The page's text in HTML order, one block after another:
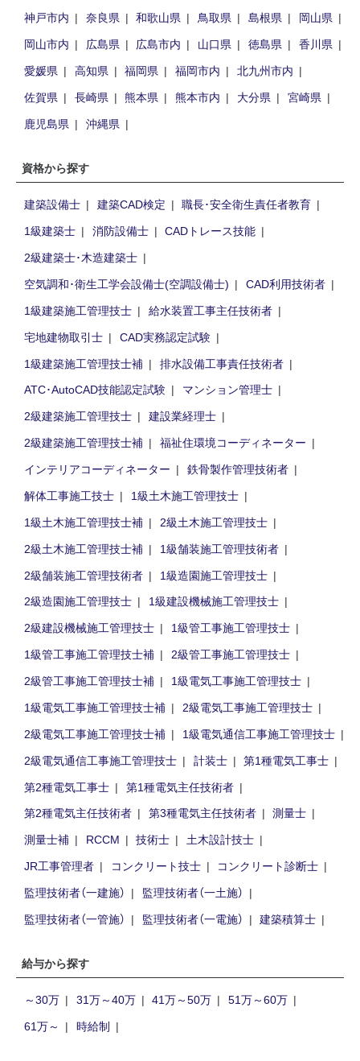
神戸市内
奈良県 和歌山県 鳥取県 島根県
岡山県
岡山市内
広島県 広島市内 山口県 徳島県
香川県
愛媛県
高知県 福岡県 福岡市内
北九州市内
佐賀県
長崎県 熊本県 熊本市内 大分県
宮崎県
鹿児島県
沖縄県
資格から探す
建築設備士 建築CAD検定
職長･安全衛生責任者教育
1級建築士
消防設備士
CADトレース技能
2級建築士･木造建築士
空気調和･衛生工学会設備士(空調設備士)
CAD利用技術者
1級建築施工管理技士
給水装置工事主任技術者
宅地建物取引士
CAD実務認定試験
1級建築施工管理技士補
排水設備工事責任技術者
ATC･AutoCAD技能認定試験
マンション管理士
2級建築施工管理技士
建設業経理士
2級建築施工管理技士補
福祉住環境コーディネーター
インテリアコーディネーター
鉄骨製作管理技術者
解体工事施工技士
1級土木施工管理技士
1級土木施工管理技士補
2級土木施工管理技士
2級土木施工管理技士補
1級舗装施工管理技術者
2級舗装施工管理技術者
1級造園施工管理技士
2級造園施工管理技士
1級建設機械施工管理技士
2級建設機械施工管理技士
1級管工事施工管理技士
1級管工事施工管理技士補
2級管工事施工管理技士
2級管工事施工管理技士補
1級電気工事施工管理技士
1級電気工事施工管理技士補
2級電気工事施工管理技士
2級電気工事施工管理技士補
1級電気通信工事施工管理技士
2級電気通信工事施工管理技士
計装士
第1種電気工事士
第2種電気工事士
第1種電気主任技術者
第2種電気主任技術者
第3種電気主任技術者
測量士
測量士補
RCCM 技術士
土木設計技士
JR工事管理者
コンクリート技士
コンクリート診断士
監理技術者（一建施）
監理技術者（一土施）
監理技術者（一管施）
監理技術者（一電施） 建築積算士
給与から探す
～30万 31万～40万 41万～50万
51万～60万
61万～
時給制